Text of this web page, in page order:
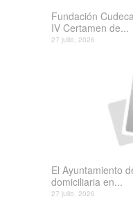
Fundación
IV Certamen de...
27 julio, 2026
El Ayuntamiento
domiciliaria en...
27 julio, 2026